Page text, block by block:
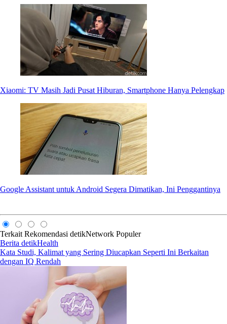
Xiaomi: TV Masih Jadi Pusat Hiburan, Smartphone Hanya Pelengkap
Google Assistant untuk Android Segera Dimatikan, Ini Penggantinya
Terkait Rekomendasi detikNetwork Populer
Berita detikHealth
Kata Studi, Kalimat yang Sering Diucapkan Seperti Ini Berkaitan
dengan IQ Rendah